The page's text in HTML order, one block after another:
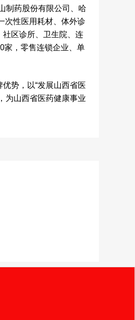
制药股份有限公司、哈
次性医用耗材、体外诊
区诊所、卫生院、连
家，零售连锁企业、单
势，以“发展山西省医
为山西省医药健康事业